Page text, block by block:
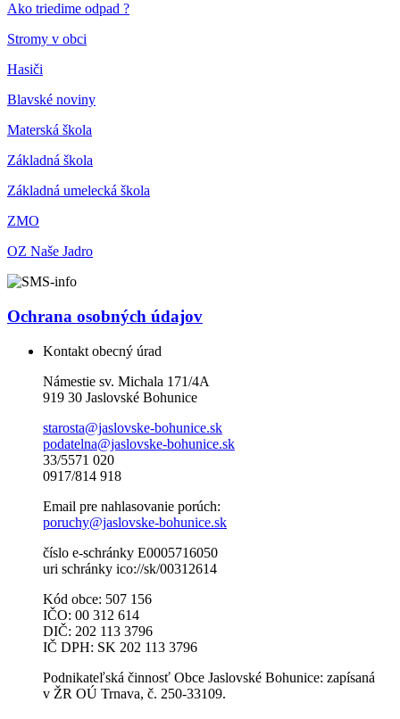
Ako triedime odpad ?
Stromy v obci
Hasiči
Blavské noviny
Materská škola
Základná škola
Základná umelecká škola
ZMO
OZ Naše Jadro
Ochrana osobných údajov
Kontakt obecný úrad
Námestie sv. Michala 171/4A
919 30 Jaslovské Bohunice
starosta@jaslovske-bohunice.sk
podatelna@jaslovske-bohunice.sk
33/5571 020
0917/814 918
Email pre nahlasovanie porúch:
poruchy@jaslovske-bohunice.sk
číslo e-schránky E0005716050
uri schránky ico://sk/00312614
Kód obce: 507 156
IČO: 00 312 614
DIČ: 202 113 3796
IČ DPH: SK 202 113 3796
Podnikateľská činnosť Obce Jaslovské Bohunice: zapísaná
v ŽR OÚ Trnava, č. 250-33109.